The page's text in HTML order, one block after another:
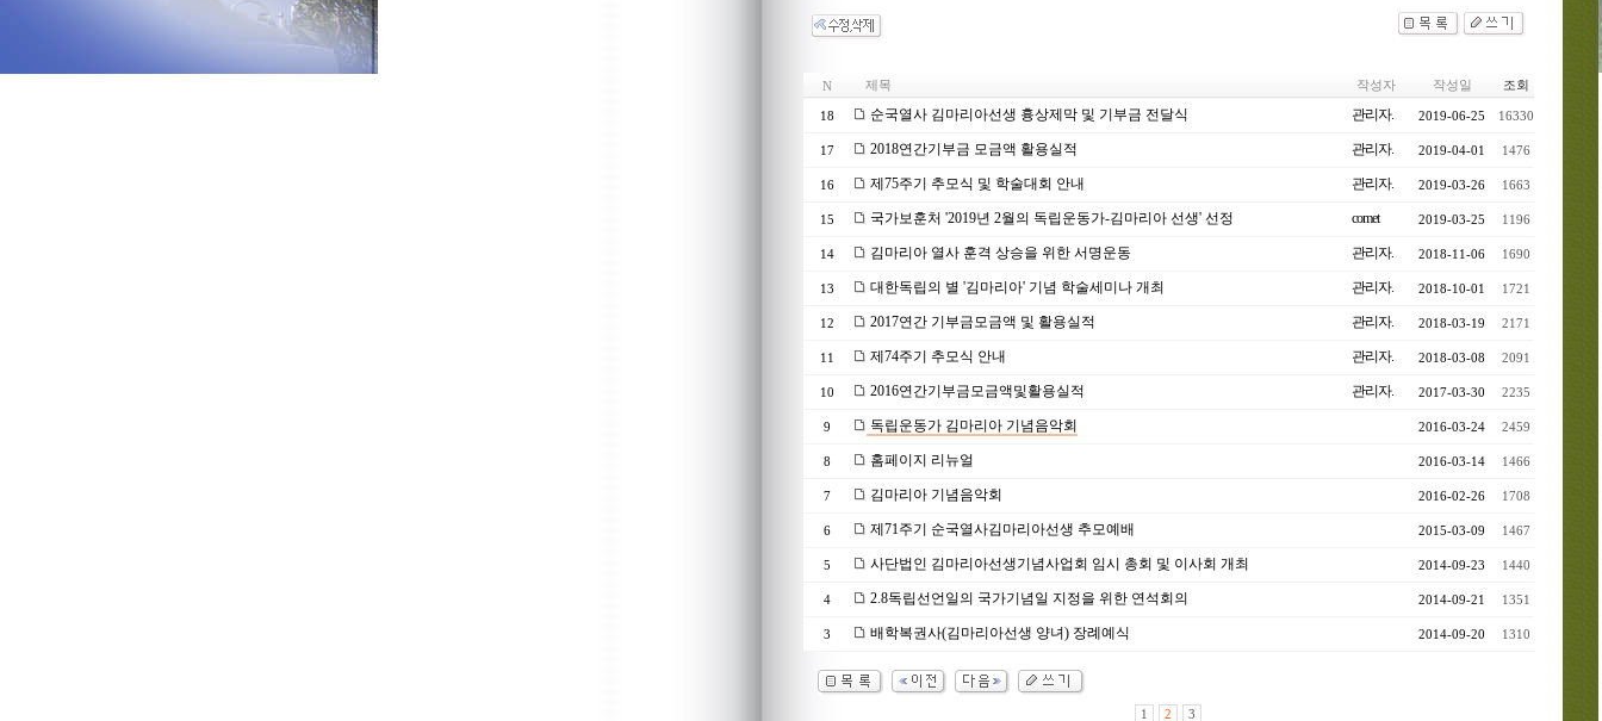
N 제목 작성자 작성일 조회
18 순국열사 김마리아선생 흉상제막 및 기부금 전달식 관리자. 2019-06-25 16330
17 2018연간기부금 모금액 활용실적 관리자. 2019-04-01 1476
16 제75주기 추모식 및 학술대회 안내 관리자. 2019-03-26 1663
15 국가보훈처 '2019년 2월의 독립운동가-김마리아 선생' 선정 comet 2019-03-25 1196
14 김마리아 열사 훈격 상승을 위한 서명운동 관리자. 2018-11-06 1690
13 대한독립의 별 '김마리아' 기념 학술세미나 개최 관리자. 2018-10-01 1721
12 2017연간 기부금모금액 및 활용실적 관리자. 2018-03-19 2171
11 제74주기 추모식 안내 관리자. 2018-03-08 2091
10 2016연간기부금모금액및활용실적 관리자. 2017-03-30 2235
9 독립운동가 김마리아 기념음악회 2016-03-24 2459
8 홈페이지 리뉴얼 2016-03-14 1466
7 김마리아 기념음악회 2016-02-26 1708
6 제71주기 순국열사김마리아선생 추모예배 2015-03-09 1467
5 사단법인 김마리아선생기념사업회 임시 총회 및 이사회 개최 2014-09-23 1440
4 2.8독립선언일의 국가기념일 지정을 위한 연석회의 2014-09-21 1351
3 배학복권사(김마리아선생 양녀) 장례예식 2014-09-20 1310
1 2 3